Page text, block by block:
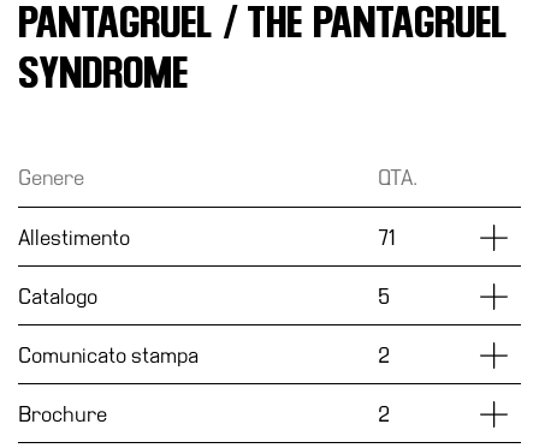
Museo
Cosmo
Digitale
Collezione
Accessibilità
Educazione
Dipartimento
PANTAGRUEL / THE PANTAGRUEL
SYNDROME
Genere QTA.
Allestimento 71
Catalogo 5
Comunicato stampa 2
Brochure 2